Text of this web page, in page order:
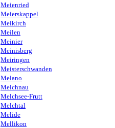
Meienried
Meierskappel
Meikirch
Meilen
Meinier
Meinisberg
Meiringen
Meisterschwanden
Melano
Melchnau
Melchsee-Frutt
Melchtal
Melide
Mellikon